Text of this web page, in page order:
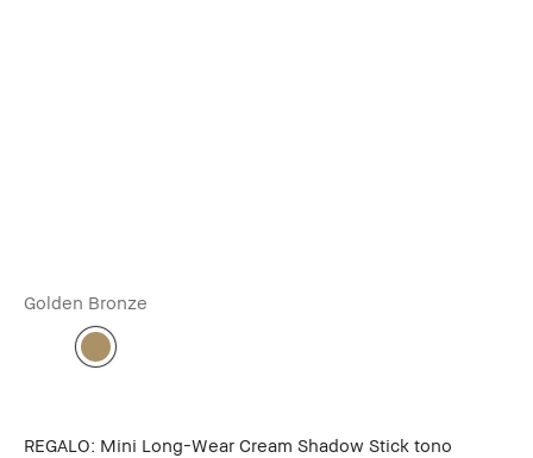
Golden Bronze
REGALO: Mini Long-Wear Cream Shadow Stick tono